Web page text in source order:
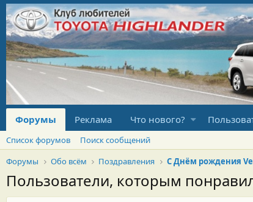
Форумы Реклама Что нового?
Список форумов
Поиск сообщений
Форумы
Обо всём Поздравления С Днём рождения
Пользователи, которым